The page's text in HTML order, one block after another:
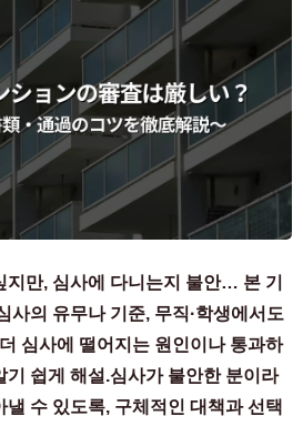
지만, 심사에 다니는지 불안… 본 기
사의 유무나 기준, 무직·학생에서도
심사에 떨어지는 원인이나 통과하
기 쉽게 해설.심사가 불안한 분이라
수 있도록, 구체적인 대책과 선택